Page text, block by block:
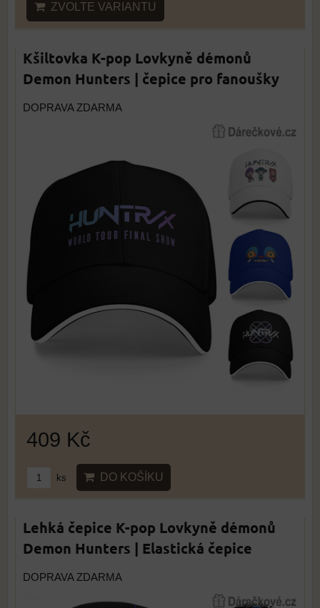
ZVOLTE VARIANTU
Kšiltovka K-pop Lovkyně démonů
Demon Hunters | čepice pro fanoušky
DOPRAVA ZDARMA
409 Kč
ks DO KOŠÍKU
Lehká čepice K-pop Lovkyně démonů
Demon Hunters | Elastická čepice
DOPRAVA ZDARMA